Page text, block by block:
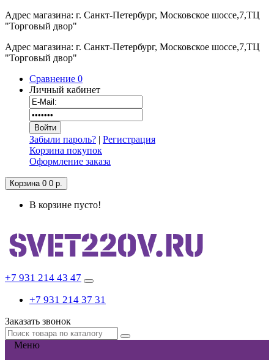
Адрес магазина: г. Санкт-Петербург, Московское шоссе,7,ТЦ
"Торговый двор"
Адрес магазина: г. Санкт-Петербург, Московское шоссе,7,ТЦ
"Торговый двор"
Сравнение 0
Личный кабинет
Забыли пароль? | Регистрация
Корзина покупок
Оформление заказа
Корзина 0 0 р.
В корзине пусто!
+7 931 214 43 47
+7 931 214 37 31
Заказать звонок
Меню